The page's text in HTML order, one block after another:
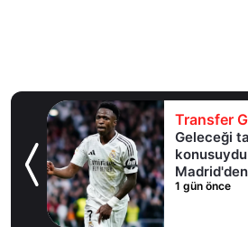
Transfer
Geleceği
Junior
1 gün önce